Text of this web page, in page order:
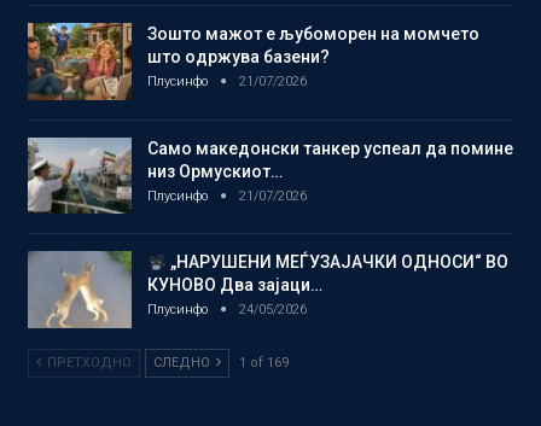
Зошто мажот е љубоморен на момчето
што одржува базени?
Плусинфо 21/07/2026
Само македонски танкер успеал да помине
низ Ормускиот…
Плусинфо 21/07/2026
„НАРУШЕНИ МЕЃУЗАЈАЧКИ ОДНОСИ“ ВО
КУНОВО Два зајаци…
Плусинфо 24/05/2026
ПРЕТХОДНО СЛЕДНО 1 of 169